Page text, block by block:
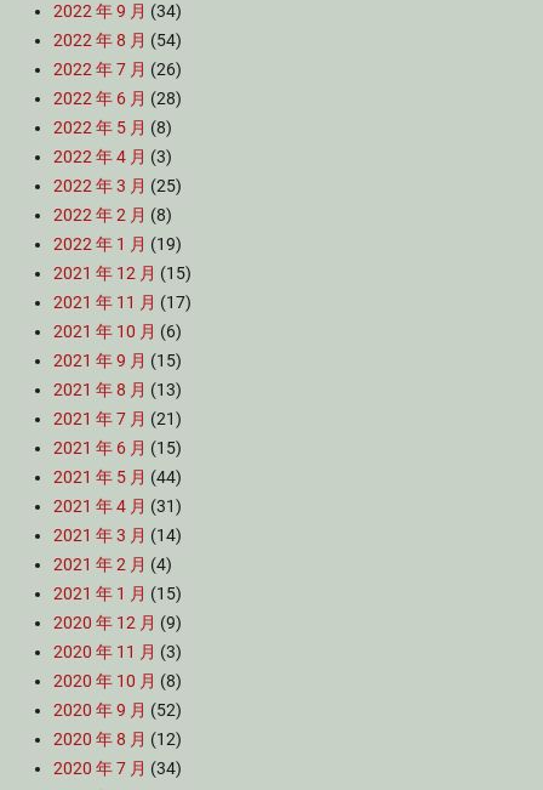
2022 年 9 月 (34)
2022 年 8 月 (54)
2022 年 7 月 (26)
2022 年 6 月 (28)
2022 年 5 月 (8)
2022 年 4 月 (3)
2022 年 3 月 (25)
2022 年 2 月 (8)
2022 年 1 月 (19)
2021 年 12 月 (15)
2021 年 11 月 (17)
2021 年 10 月 (6)
2021 年 9 月 (15)
2021 年 8 月 (13)
2021 年 7 月 (21)
2021 年 6 月 (15)
2021 年 5 月 (44)
2021 年 4 月 (31)
2021 年 3 月 (14)
2021 年 2 月 (4)
2021 年 1 月 (15)
2020 年 12 月 (9)
2020 年 11 月 (3)
2020 年 10 月 (8)
2020 年 9 月 (52)
2020 年 8 月 (12)
2020 年 7 月 (34)